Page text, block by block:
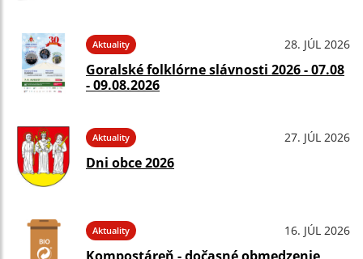
Aktuality 28. JÚL 2026
Goralské folklórne slávnosti 2026 - 07.08
- 09.08.2026
Aktuality 27. JÚL 2026
Dni obce 2026
Aktuality 16. JÚL 2026